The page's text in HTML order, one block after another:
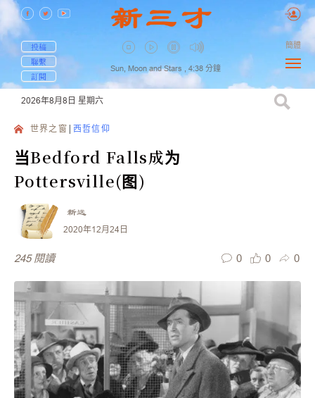
投稿
聯繫
訂閱
Sun, Moon and Stars , 4:38 分鐘
簡體
2026年8月8日 星期六
世界之窗 西哲信仰
当Bedford Falls成为
Pottersville(图)
新远
2020年12月24日
245 閱讀 0 0 0